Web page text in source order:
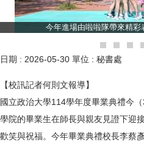
今年進場由啦啦隊帶來精彩
日期 : 2026-05-30 單位 : 秘書處
【校訊記者何則文報導】
國立政治大學114學年度畢業典禮今
學院的畢業生在師長與親友見證下迎
歡笑與祝福。今年畢業典禮校長李蔡